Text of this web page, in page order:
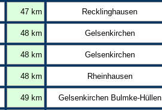
47 km Recklinghausen
48 km Gelsenkirchen
48 km Gelsenkirchen
48 km Rheinhausen
49 km Gelsenkirchen Bulmke-Hüllen